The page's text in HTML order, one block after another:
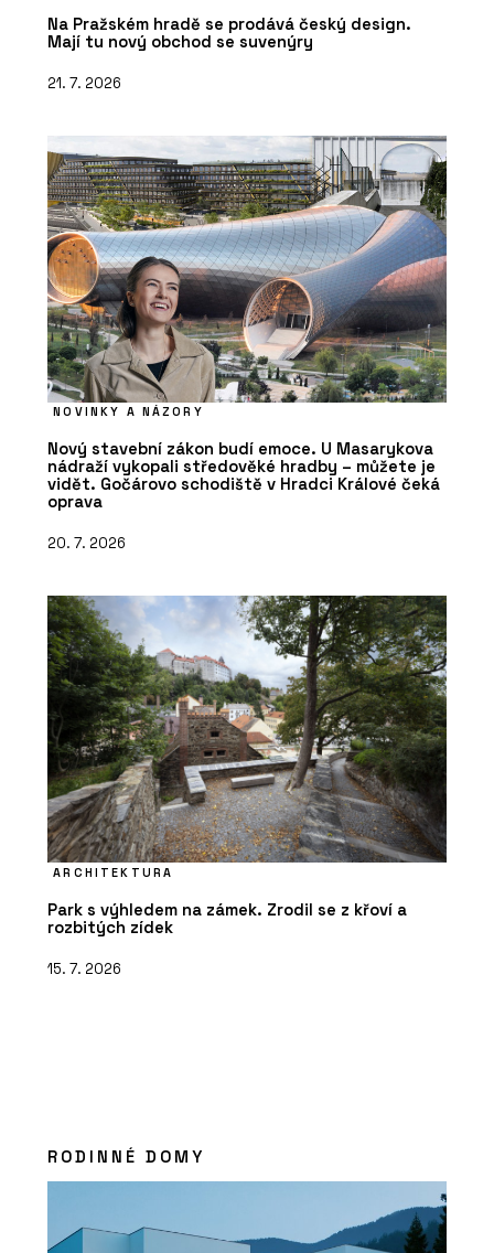
Na Pražském hradě se prodává český design.
Mají tu nový obchod se suvenýry
21. 7. 2026
NOVINKY A NÁZORY
Nový stavební zákon budí emoce. U Masarykova
nádraží vykopali středověké hradby – můžete je
vidět. Gočárovo schodiště v Hradci Králové čeká
oprava
20. 7. 2026
ARCHITEKTURA
Park s výhledem na zámek. Zrodil se z křoví a
rozbitých zídek
15. 7. 2026
RODINNÉ DOMY